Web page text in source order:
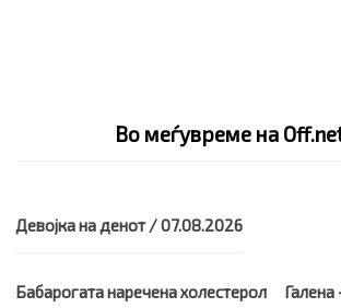
Во меѓувреме на
Девојка на денот / 07.08.2026
Бабарогата наречена холестерол